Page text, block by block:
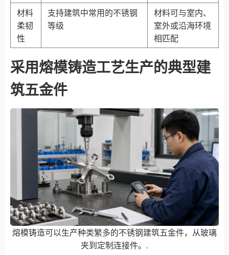
材料
柔韧
性
支持建筑中常用的不锈钢
等级
材料可与室内、
室外或沿海环境
相匹配
采用熔模铸造工艺生产的典型建
筑五金件
熔模铸造可以生产种类繁多的不锈钢建筑五金件，从玻璃
夹到定制连接件。.